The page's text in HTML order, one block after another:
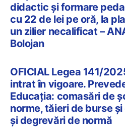
didactic și formare
cu 22 de lei pe oră, la
un zilier necalificat –
Bolojan
OFICIAL Legea 141/
intrat în vigoare.
Educația: comasări de
norme, tăieri de burse
și degrevări de normă